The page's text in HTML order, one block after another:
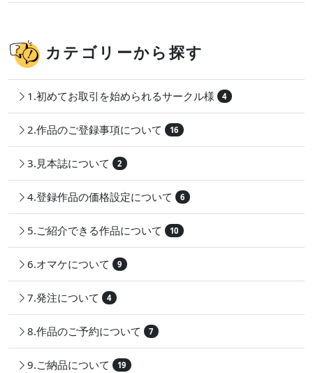
カテゴリーから探す
1.初めてお取引を始められるサークル様 4
2.作品のご登録事項について 16
3.見本誌について 2
4.登録作品の価格設定について 6
5.ご紹介できる作品について 10
6.オマケについて 9
7.発注について 4
8.作品のご予約について 7
9.ご納品について 19